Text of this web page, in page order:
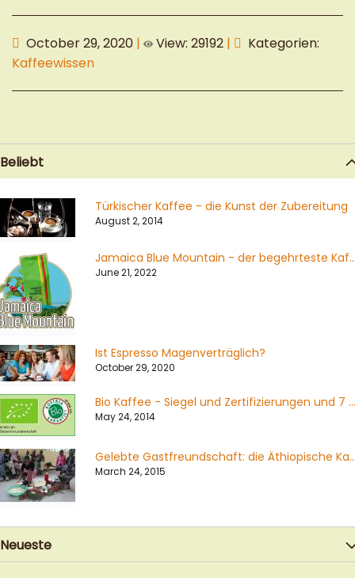
October 29, 2020 | View: 29192 |
Kategorien:
Kaffeewissen
Beliebt
Türkischer Kaffee - die Kunst der Zubereitung
August 2, 2014
Jamaica Blue Mountain -
June 21, 2022
Ist Espresso Magenverträglich?
October 29, 2020
Bio Kaffee - Siegel und Zertifizierungen und 7 Dinge die Sie über Bio Kaffee wissen sollten
May 24, 2014
Gelebte Gastfreundschaft:
March 24, 2015
Neueste